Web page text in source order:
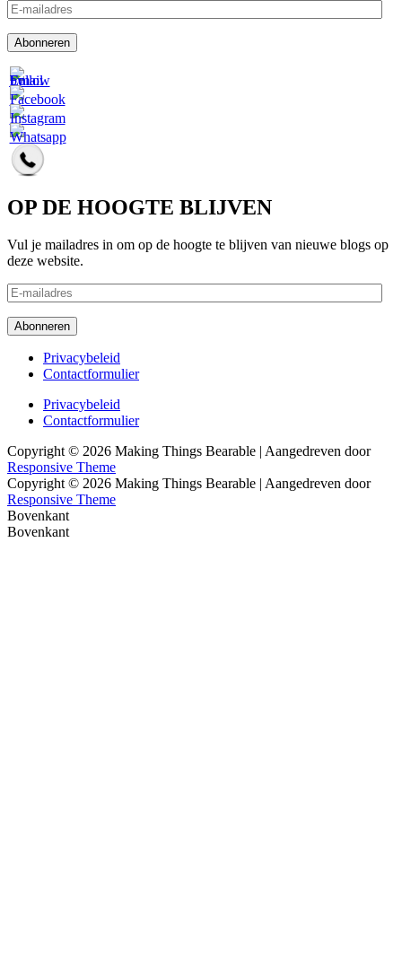
E-
mailadres
Abonneren
OP DE HOOGTE BLIJVEN
Vul je mailadres in om op de hoogte te blijven van nieuwe blogs op
deze website.
E-
mailadres
Abonneren
Footer
menu
Privacybeleid
Contactformulier
Footer
menu
Privacybeleid
Contactformulier
Copyright © 2026 Making Things Bearable | Aangedreven door
Responsive Theme
Copyright © 2026 Making Things Bearable | Aangedreven door
Responsive Theme
Bovenkant
Bovenkant